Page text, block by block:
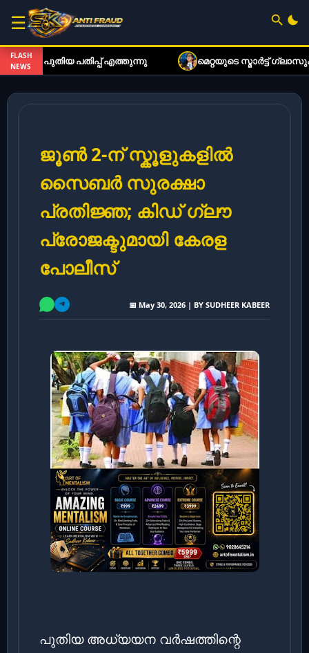
☰
FLASH
NEWSപതിപ്പ് എത്തുന്നു മെറ്റയുടെ സ്മാർട്ട് ഗ്ലാസുകൾ ഇനി
ജൂൺ 2-ന് സ്കൂളുകളിൽ
സൈബർ സുരക്ഷാ
പ്രതിജ്ഞ; കിഡ് ഗ്ലൗ
പ്രോജക്ടുമായി കേരള
പോലീസ്
📅 May 30, 2026 | BY SUDHEER KABEER
പുതിയ അധ്യയന വർഷത്തിന്റെ